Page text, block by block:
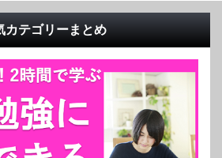
カテゴリーまとめ